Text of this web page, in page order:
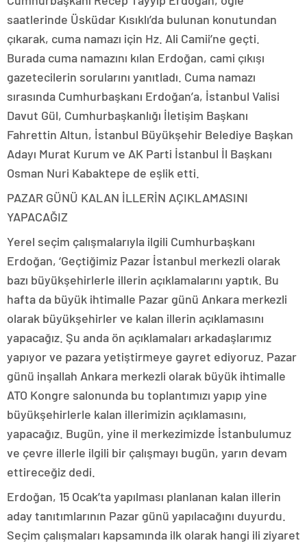
saatlerinde Üsküdar Kısıklı’da bulunan konutundan
çıkarak, cuma namazı için Hz. Ali Camii’ne geçti.
Burada cuma namazını kılan Erdoğan, cami çıkışı
gazetecilerin sorularını yanıtladı. Cuma namazı
sırasında Cumhurbaşkanı Erdoğan’a, İstanbul Valisi
Davut Gül, Cumhurbaşkanlığı İletişim Başkanı
Fahrettin Altun, İstanbul Büyükşehir Belediye Başkan
Adayı Murat Kurum ve AK Parti İstanbul İl Başkanı
Osman Nuri Kabaktepe de eşlik etti.
PAZAR GÜNÜ KALAN İLLERİN AÇIKLAMASINI
YAPACAĞIZ
Yerel seçim çalışmalarıyla ilgili Cumhurbaşkanı
Erdoğan, ‘Geçtiğimiz Pazar İstanbul merkezli olarak
bazı büyükşehirlerle illerin açıklamalarını yaptık. Bu
hafta da büyük ihtimalle Pazar günü Ankara merkezli
olarak büyükşehirler ve kalan illerin açıklamasını
yapacağız. Şu anda ön açıklamaları arkadaşlarımız
yapıyor ve pazara yetiştirmeye gayret ediyoruz. Pazar
günü inşallah Ankara merkezli olarak büyük ihtimalle
ATO Kongre salonunda bu toplantımızı yapıp yine
büyükşehirlerle kalan illerimizin açıklamasını,
yapacağız. Bugün, yine il merkezimizde İstanbulumuz
ve çevre illerle ilgili bir çalışmayı bugün, yarın devam
ettireceğiz dedi.
Erdoğan, 15 Ocak’ta yapılması planlanan kalan illerin
aday tanıtımlarının Pazar günü yapılacağını duyurdu.
Seçim çalışmaları kapsamında ilk olarak hangi ili ziyaret